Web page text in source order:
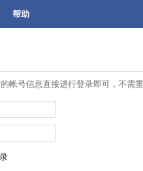
帮助
帐号信息直接进行登录即可，不需